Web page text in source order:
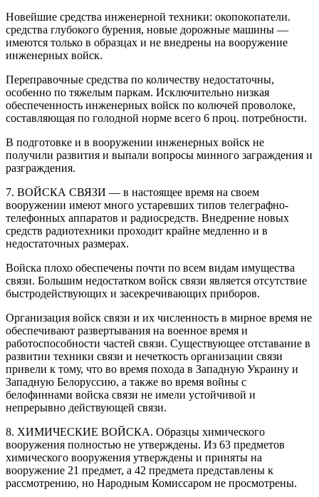
Новейшие средства инженерной техники: окопокопатели.
средства глубокого бурения, новые дорожные машины —
имеются только в образцах и не внедрены на вооружение
инженерных войск.
Переправочные средства по количеству недостаточны,
особенно по тяжелым паркам. Исключительно низкая
обеспеченность инженерных войск по колючей проволоке,
составляющая по голодной норме всего 6 проц. потребности.
В подготовке и в вооружении инженерных войск не
получили развития и выпали вопросы минного заграждения и
разграждения.
7. ВОЙСКА СВЯЗИ — в настоящее время на своем
вооружении имеют много устаревших типов телеграфно-
телефонных аппаратов и радиосредств. Внедрение новых
средств радиотехники проходит крайне медленно и в
недостаточных размерах.
Войска плохо обеспечены почти по всем видам имущества
связи. Большим недостатком войск связи является отсутствие
быстродействующих и засекречивающих приборов.
Организация войск связи и их численность в мирное время не
обеспечивают развертывания на военное время и
работоспособности частей связи. Существующее отставание в
развитии техники связи и нечеткость организации связи
привели к тому, что во время похода в Западную Украину и
Западную Белоруссию, а также во время войны с
белофиннами войска связи не имели устойчивой и
непрерывно действующей связи.
8. ХИМИЧЕСКИЕ ВОЙСКА. Образцы химического
вооружения полностью не утверждены. Из 63 предметов
химического вооружения утверждены и приняты на
вооружение 21 предмет, а 42 предмета представлены к
рассмотрению, но Народным Комиссаром не просмотрены.